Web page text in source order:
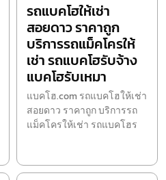
รถแบคโฮให้เช่า
สอยดาว ราคาถูก
บริการรถแม็คโครให้
เช่า รถแบคโฮรับจ้าง
แบคโฮรับเหมา
แบคโฮ.com รถแบคโฮให้เช่า
สอยดาว ราคาถูก บริการรถ
แม็คโครให้เช่า รถแบคโฮร